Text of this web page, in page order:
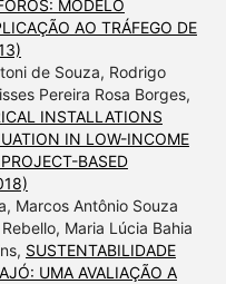
MODELO
AO TRÁFEGO DE
de Souza, Rodrigo
Pereira Rosa Borges,
INSTALLATIONS
IN LOW-INCOME
BASED
Marcos Antônio Souza
Maria Lúcia Bahia
SUSTENTABILIDADE
UMA AVALIAÇÃO A